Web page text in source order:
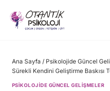
content
Ana Sayfa / Psikolojide Güncel
Sürekli Kendini Geliştirme Baskısı
PSIKOLOJIDE GÜNCEL GELIŞMELER